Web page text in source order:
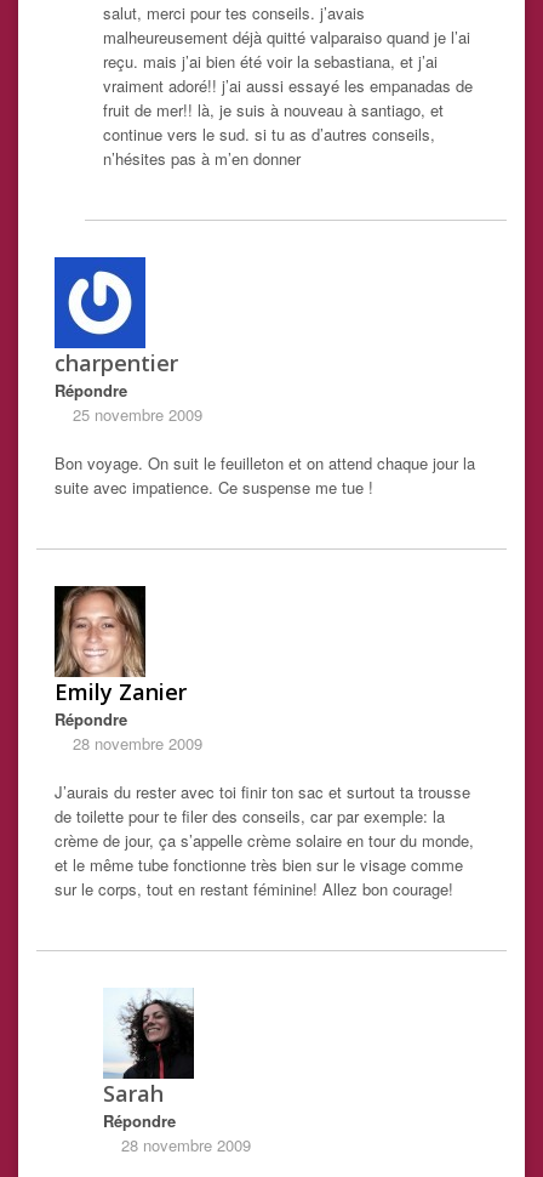
salut, merci pour tes conseils. j’avais
malheureusement déjà quitté valparaiso quand je l’ai
reçu. mais j’ai bien été voir la sebastiana, et j’ai
vraiment adoré!! j’ai aussi essayé les empanadas de
fruit de mer!! là, je suis à nouveau à santiago, et
continue vers le sud. si tu as d’autres conseils,
n’hésites pas à m’en donner
charpentier
Répondre
25 novembre 2009
Bon voyage. On suit le feuilleton et on attend chaque jour la
suite avec impatience. Ce suspense me tue !
Emily Zanier
Répondre
28 novembre 2009
J’aurais du rester avec toi finir ton sac et surtout ta trousse
de toilette pour te filer des conseils, car par exemple: la
crème de jour, ça s’appelle crème solaire en tour du monde,
et le même tube fonctionne très bien sur le visage comme
sur le corps, tout en restant féminine! Allez bon courage!
Sarah
Répondre
28 novembre 2009